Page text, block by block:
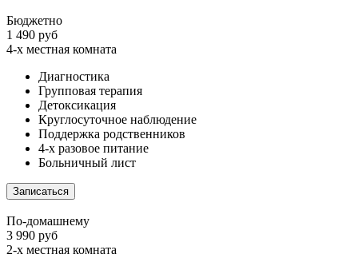
Бюджетно
1 490 руб
4-х местная комната
Диагностика
Групповая терапия
Детоксикация
Круглосуточное наблюдение
Поддержка родственников
4-х разовое питание
Больничный лист
Записаться
По-домашнему
3 990 руб
2-х местная комната